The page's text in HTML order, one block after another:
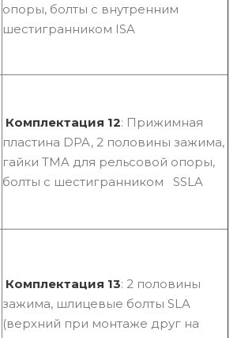
опоры, болты с внутренним
шестигранником ISA
Комплектация 12: Прижимная
пластина DPA, 2 половины зажима,
гайки TMA для рельсовой опоры,
болты с шестигранником SSLA
Комплектация 13: 2 половины
зажима, шлицевые болты SLA
(верхний при монтаже друг на